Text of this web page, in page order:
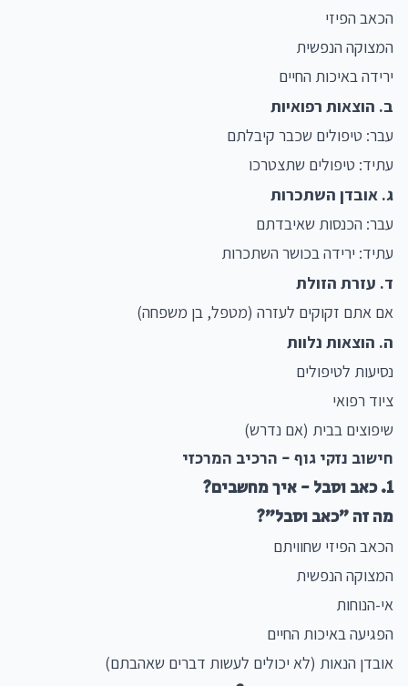
הכאב הפיזי
המצוקה הנפשית
ירידה באיכות החיים
ב. הוצאות רפואיות
עבר: טיפולים שכבר קיבלתם
עתיד: טיפולים שתצטרכו
ג. אובדן השתכרות
עבר: הכנסות שאיבדתם
עתיד: ירידה בכושר השתכרות
ד. עזרת הזולת
אם אתם זקוקים לעזרה (מטפל, בן משפחה)
ה. הוצאות נלוות
נסיעות לטיפולים
ציוד רפואי
שיפוצים בבית (אם נדרש)
חישוב נזקי גוף - הרכיב המרכזי
1. כאב וסבל - איך מחשבים?
מה זה "כאב וסבל"?
הכאב הפיזי שחוויתם
המצוקה הנפשית
אי-הנוחות
הפגיעה באיכות החיים
אובדן הנאות (לא יכולים לעשות דברים שאהבתם)